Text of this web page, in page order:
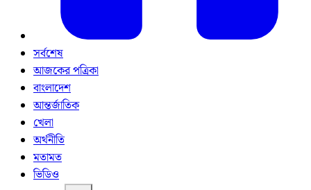
সর্বশেষ
আজকের পত্রিকা
বাংলাদেশ
আন্তর্জাতিক
খেলা
অর্থনীতি
মতামত
ভিডিও